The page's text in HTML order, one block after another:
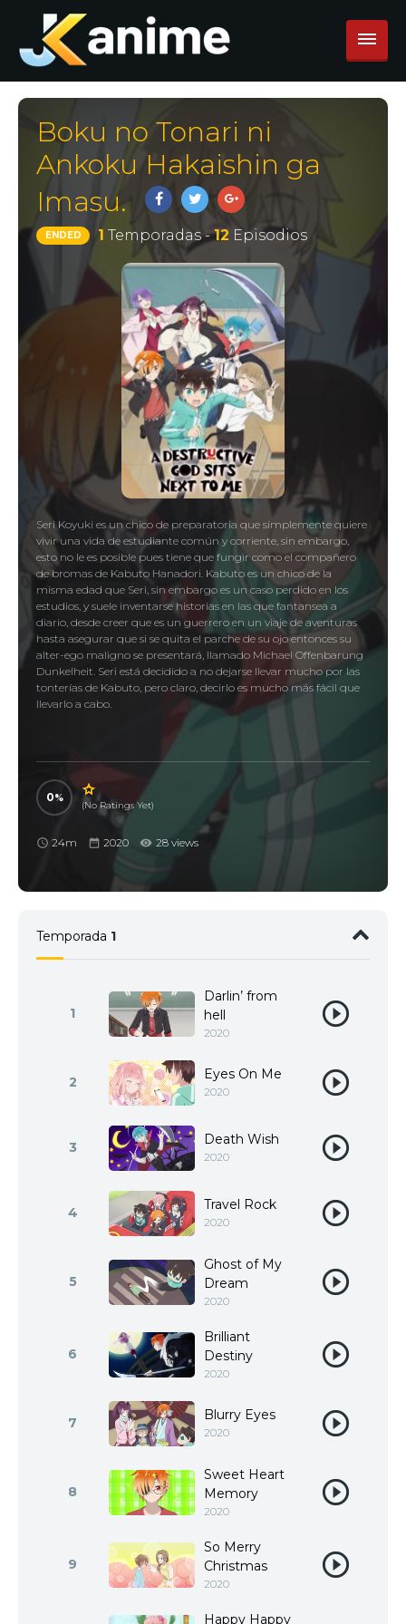
Boku no Tonari ni
Ankoku Hakaishin ga
Imasu.
ENDED 1 Temporadas -12 Episodios
Seri Koyuki es un chico de preparatoria que simplemente quiere
vivir una vida de estudiante común y corriente, sin embargo,
esto no le es posible pues tiene que fungir como el compañero
de bromas de Kabuto Hanadori. Kabuto es un chico de la
misma edad que Seri, sin embargo es un caso perdido en los
estudios, y suele inventarse historias en las que fantansea a
diario, desde creer que es un guerrero en un viaje de aventuras
hasta asegurar que si se quita el parche de su ojo entonces su
alter-ego maligno se presentará, llamado Michael Offenbarung
Dunkelheit. Seri está decidido a no dejarse llevar mucho por las
tonterías de Kabuto, pero claro, decirlo es mucho más fácil que
llevarlo a cabo.
0
(No Ratings Yet)
24m 2020 28 views
Temporada 1
1
Darlin’ from
hell
2020
2 Eyes On Me
2020
3 Death Wish
2020
4 Travel Rock
2020
5
Ghost of My
Dream
2020
6
Brilliant
Destiny
2020
7 Blurry Eyes
2020
8
Sweet Heart
Memory
2020
9
So Merry
Christmas
2020
Happy Happy